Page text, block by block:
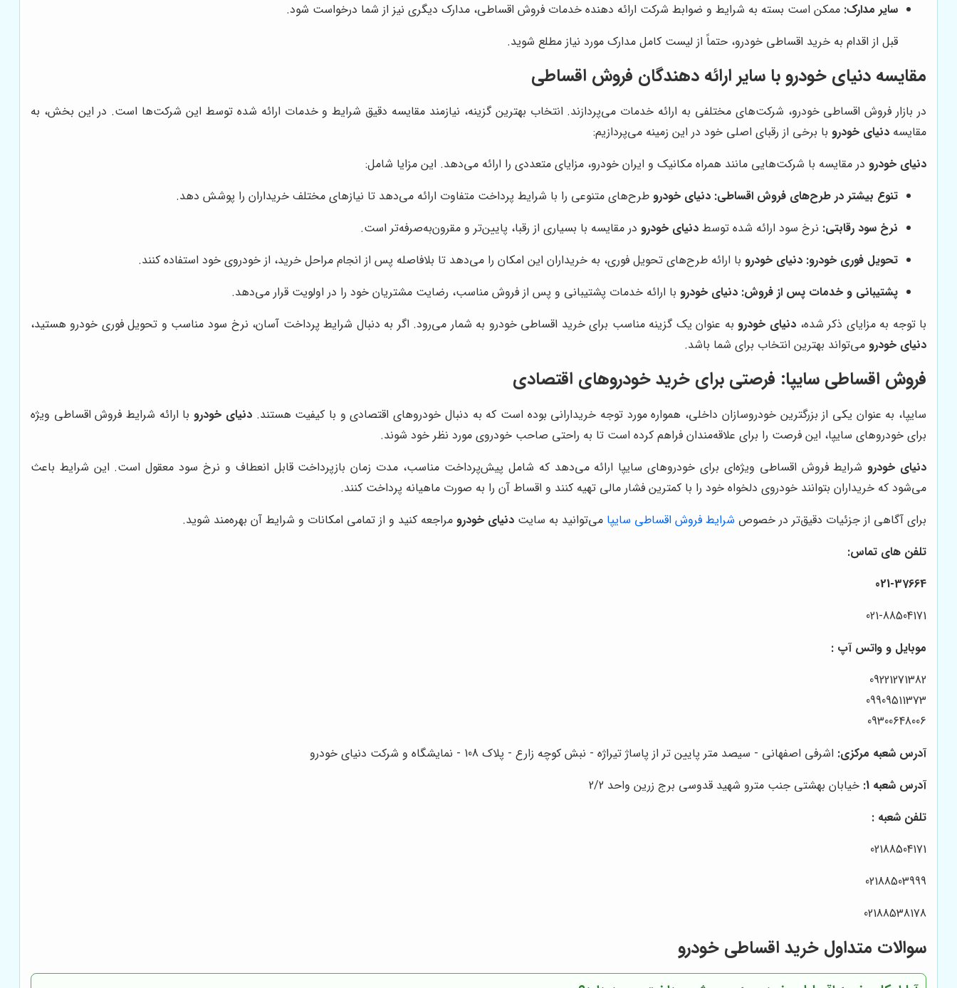
سایر مدارک: ممکن است بسته به شرایط و ضوابط شرکت ارائه دهنده خدمات فروش اقساطی، مدارک دیگری نیز از شما درخواست شود.
قبل از اقدام به خرید اقساطی خودرو، حتماً از لیست کامل مدارک مورد نیاز مطلع شوید.
مقایسه دنیای خودرو با سایر ارائه دهندگان فروش اقساطی
در بازار فروش اقساطی خودرو، شرکت‌های مختلفی به ارائه خدمات می‌پردازند. انتخاب بهترین گزینه، نیازمند مقایسه دقیق شرایط و خدمات ارائه شده توسط این شرکت‌ها است. در این بخش، به
مقایسه دنیای خودروبا برخی از رقبای اصلی خود در این زمینه می‌پردازیم:
دنیای خودرودر مقایسه با شرکت‌هایی مانند همراه مکانیک و ایران خودرو، مزایای متعددی را ارائه می‌دهد. این مزایا شامل:
تنوع بیشتر در طرح‌های فروش اقساطی: دنیای خودروطرح‌های متنوعی را با شرایط پرداخت متفاوت ارائه می‌دهد تا نیازهای مختلف خریداران را پوشش دهد.
نرخ سود رقابتی: نرخ سود ارائه شده توسط دنیای خودرودر مقایسه با بسیاری از رقبا، پایین‌تر و مقرون‌به‌صرفه‌تر است.
تحویل فوری خودرو: دنیای خودروبا ارائه طرح‌های تحویل فوری، به خریداران این امکان را می‌دهد تا بلافاصله پس از انجام مراحل خرید، از خودروی خود استفاده کنند.
پشتیبانی و خدمات پس از فروش: دنیای خودروبا ارائه خدمات پشتیبانی و پس از فروش مناسب، رضایت مشتریان خود را در اولویت قرار می‌دهد.
با توجه به مزایای ذکر شده، دنیای خودروبه عنوان یک گزینه مناسب برای خرید اقساطی خودرو به شمار می‌رود. اگر به دنبال شرایط پرداخت آسان، نرخ سود مناسب و تحویل فوری خودرو هستید،
دنیای خودرومی‌تواند بهترین انتخاب برای شما باشد.
فروش اقساطی سایپا: فرصتی برای خرید خودروهای اقتصادی
سایپا، به عنوان یکی از بزرگترین خودروسازان داخلی، همواره مورد توجه خریدارانی بوده است که به دنبال خودروهای اقتصادی و با کیفیت هستند.دنیای خودروبا ارائه شرایط فروش اقساطی ویژه
برای خودروهای سایپا، این فرصت را برای علاقه‌مندان فراهم کرده است تا به راحتی صاحب خودروی مورد نظر خود شوند.
دنیای خودروشرایط فروش اقساطی ویژه‌ای برای خودروهای سایپا ارائه می‌دهد که شامل پیش‌پرداخت مناسب، مدت زمان بازپرداخت قابل انعطاف و نرخ سود معقول است. این شرایط باعث
می‌شود که خریداران بتوانند خودروی دلخواه خود را با کمترین فشار مالی تهیه کنند و اقساط آن را به صورت ماهیانه پرداخت کنند.
برای آگاهی از جزئیات دقیق‌تر در خصوص شرایط فروش اقساطی سایپا می‌توانید به سایت دنیای خودرومراجعه کنید و از تمامی امکانات و شرایط آن بهره‌مند شوید.
تلفن های تماس:
021-37664
021-88504171
موبایل و واتس آپ :
09221271382
09909511373
09300648006
آدرس شعبه مرکزی: اشرفی اصفهانی - سیصد متر پایین تر از پاساژ تیراژه - نبش کوچه زارع - پلاک 108 - نمایشگاه و شرکت دنیای خودرو
آدرس شعبه 1:
خیابان بهشتی جنب مترو شهید قدوسی برج زرین واحد 2/2
تلفن شعبه :
02188504171
02188503999
02188538178
سوالات متداول خرید اقساطی خودرو